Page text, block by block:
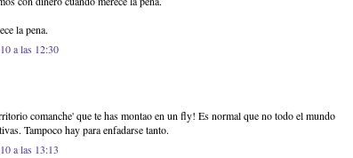
la pena.
a las 12:30
comanche' que te has montao en un fly! Es normal que no todo el mundo
Tampoco hay para enfadarse tanto.
a las 13:13